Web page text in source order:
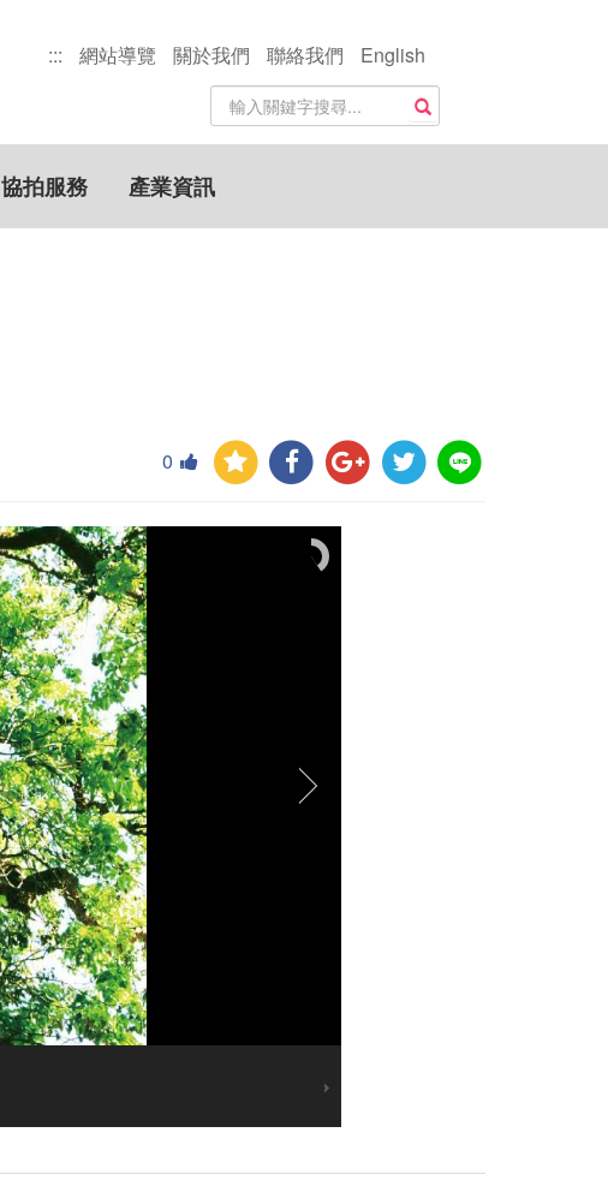
::: 網站導覽 關於我們 聯絡我們
English
站
內
搜
尋
關
鍵
搜尋
協拍服務 產業資訊
0